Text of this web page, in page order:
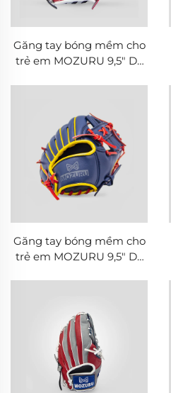
Găng tay bóng mềm cho
trẻ em MOZURU 9,5" Da
Găng tay bóng mềm cho
trẻ em MOZURU 9,5" Da